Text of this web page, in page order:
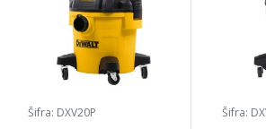
Šifra: DXV20P Šifra: